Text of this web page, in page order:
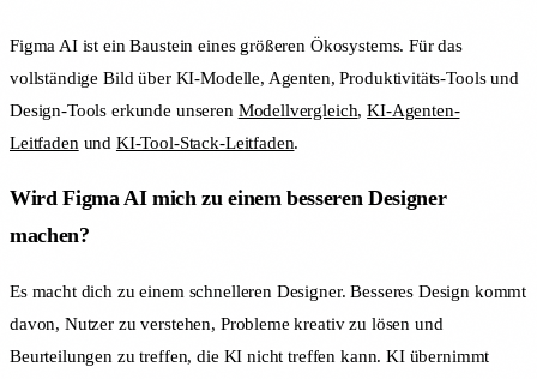
Figma AI ist ein Baustein eines größeren Ökosystems. Für das
vollständige Bild über KI-Modelle, Agenten, Produktivitäts-Tools und
Design-Tools erkunde unseren Modellvergleich,KI-Agenten-
Leitfaden und KI-Tool-Stack-Leitfaden.
Wird Figma AI mich zu einem besseren Designer
machen?
Es macht dich zu einem schnelleren Designer. Besseres Design kommt
davon, Nutzer zu verstehen, Probleme kreativ zu lösen und
Beurteilungen zu treffen, die KI nicht treffen kann. KI übernimmt